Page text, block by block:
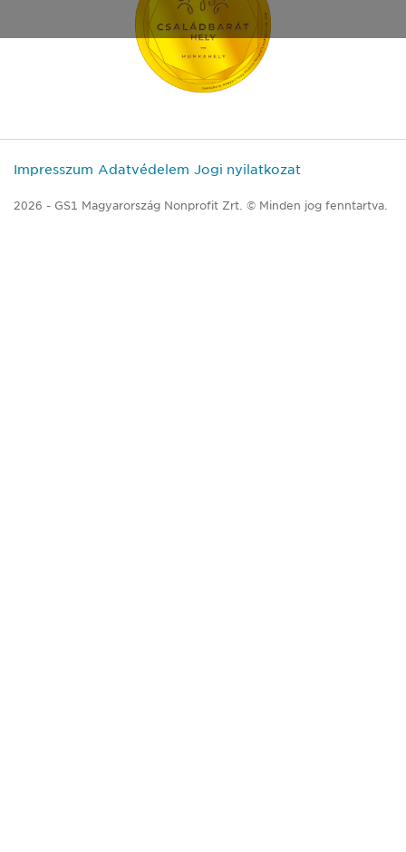
Impresszum Adatvédelem Jogi nyilatkozat
2026 - GS1 Magyarország Nonprofit Zrt. © Minden jog fenntartva.